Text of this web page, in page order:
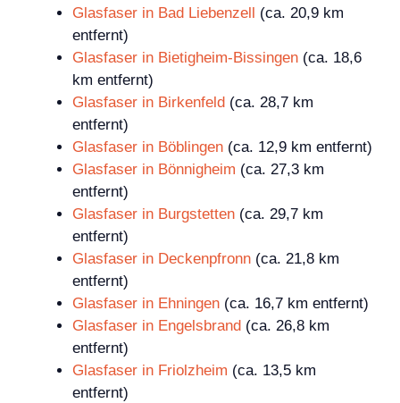
Glasfaser in Bad Liebenzell (ca. 20,9 km
entfernt)
Glasfaser in Bietigheim-Bissingen (ca. 18,6
km entfernt)
Glasfaser in Birkenfeld (ca. 28,7 km
entfernt)
Glasfaser in Böblingen (ca. 12,9 km entfernt)
Glasfaser in Bönnigheim (ca. 27,3 km
entfernt)
Glasfaser in Burgstetten (ca. 29,7 km
entfernt)
Glasfaser in Deckenpfronn (ca. 21,8 km
entfernt)
Glasfaser in Ehningen (ca. 16,7 km entfernt)
Glasfaser in Engelsbrand (ca. 26,8 km
entfernt)
Glasfaser in Friolzheim (ca. 13,5 km
entfernt)